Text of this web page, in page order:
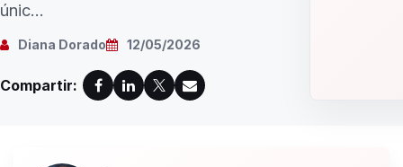
únic...
Diana Dorado 12/05/2026
Compartir: